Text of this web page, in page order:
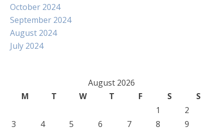
October 2024
September 2024
August 2024
July 2024
August 2026
M
T W T F S
S
1
2
3
4 5 6 7 8
9